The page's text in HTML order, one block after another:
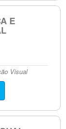
E
Visual